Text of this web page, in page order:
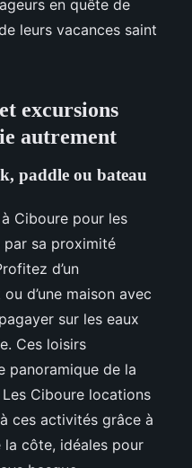
en quête de
leurs vacances saint
excursions
autrement
paddle ou bateau
Ciboure pour les
par sa proximité
d’un
d’une maison avec
sur les eaux
Ces loisirs
panoramique de la
Ciboure locations
ces activités grâce à
la côte, idéales pour